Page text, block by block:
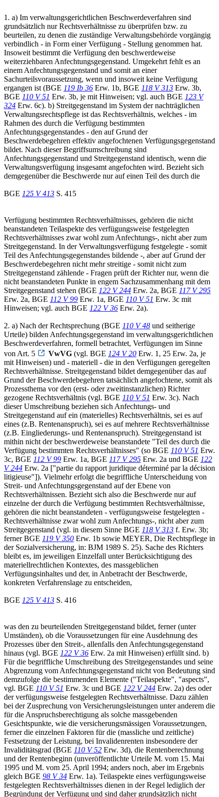
1. a) Im verwaltungsgerichtlichen Beschwerdeverfahren sind
grundsätzlich nur Rechtsverhältnisse zu überprüfen bzw. zu
beurteilen, zu denen die zuständige Verwaltungsbehörde vorgängig
verbindlich - in Form einer Verfügung - Stellung genommen hat.
Insoweit bestimmt die Verfügung den beschwerdeweise
weiterziehbaren Anfechtungsgegenstand. Umgekehrt fehlt es an
einem Anfechtungsgegenstand und somit an einer
Sachurteilsvoraussetzung, wenn und insoweit keine Verfügung
ergangen ist (BGE 119 Ib 36 Erw. 1b, BGE 118 V 313 Erw. 3b,
BGE 110 V 51 Erw. 3b, je mit Hinweisen; vgl. auch BGE 123 V
324 Erw. 6c). b) Streitgegenstand im System der nachträglichen
Verwaltungsrechtspflege ist das Rechtsverhältnis, welches - im
Rahmen des durch die Verfügung bestimmten
Anfechtungsgegenstandes - den auf Grund der
Beschwerdebegehren effektiv angefochtenen Verfügungsgegenstand
bildet. Nach dieser Begriffsumschreibung sind
Anfechtungsgegenstand und Streitgegenstand identisch, wenn die
Verwaltungsverfügung insgesamt angefochten wird. Bezieht sich
demgegenüber die Beschwerde nur auf einen Teil des durch die
BGE 125 V 413 S. 415
Verfügung bestimmten Rechtsverhältnisses, gehören die nicht
beanstandeten Teilaspekte des verfügungsweise festgelegten
Rechtsverhältnisses zwar wohl zum Anfechtungs-, nicht aber zum
Streitgegenstand. In der Verwaltungsverfügung festgelegte - somit
Teil des Anfechtungsgegenstandes bildende -, aber auf Grund der
Beschwerdebegehren nicht mehr streitige - somit nicht zum
Streitgegenstand zählende - Fragen prüft der Richter nur, wenn die
nicht beanstandeten Punkte in engem Sachzusammenhang mit dem
Streitgegenstand stehen (BGE 122 V 244 Erw. 2a, BGE 117 V 295
Erw. 2a, BGE 112 V 99 Erw. 1a, BGE 110 V 51 Erw. 3c mit
Hinweisen; vgl. auch BGE 122 V 36 Erw. 2a).
2. a) Nach der Rechtsprechung (BGE 110 V 48 und seitherige
Urteile) bilden Anfechtungsgegenstand im verwaltungsgerichtlichen
Beschwerdeverfahren, formell betrachtet, Verfügungen im Sinne
von Art. 5
VwVG (vgl. BGE 124 V 20 Erw. 1, 25 Erw. 2a, je
mit Hinweisen) und - materiell - die in den Verfügungen geregelten
Rechtsverhältnisse. Streitgegenstand bildet demgegenüber das auf
Grund der Beschwerdebegehren tatsächlich angefochtene, somit als
Prozessthema vor den (erst- oder zweitinstanzlichen) Richter
gezogene Rechtsverhältnis (vgl. BGE 110 V 51 Erw. 3c). Nach
dieser Umschreibung beziehen sich Anfechtungs- und
Streitgegenstand auf ein (materielles) Rechtsverhältnis, sei es auf
eines (z.B. Rentenanspruch), sei es auf mehrere Rechtsverhältnisse
(z.B. Eingliederungs- und Rentenanspruch). Streitgegenstand ist
mithin nicht der beschwerdeweise beanstandete "Teil des durch die
Verfügung bestimmten Rechtsverhältnisses" (so BGE 110 V 51 Erw.
3c, BGE 112 V 99 Erw. 1a, BGE 117 V 295 Erw. 2a und BGE 122
V 244 Erw. 2a ["partie du rapport juridique déterminé par la décision
litigieuse"]). Vielmehr erfolgt die begriffliche Unterscheidung von
Streit- und Anfechtungsgegenstand auf der Ebene von
Rechtsverhältnissen. Bezieht sich also die Beschwerde nur auf
einzelne der durch die Verfügung bestimmten Rechtsverhältnisse,
gehören die nicht beanstandeten - verfügungsweise festgelegten -
Rechtsverhältnisse zwar wohl zum Anfechtungs-, nicht aber zum
Streitgegenstand (vgl. in diesem Sinne BGE 118 V 313 f. Erw. 3b;
ferner BGE 119 V 350 Erw. 1b sowie MEYER, Die Rechtspflege in
der Sozialversicherung, in: BJM 1989 S. 25). Sache des Richters
bleibt es, im jeweiligen Einzelfall unter Berücksichtigung des
materiellrechtlichen Kontextes, des massgeblichen
Verfügungsinhaltes und der, in Anbetracht der Beschwerde,
konkreten Verfahrenslage zu entscheiden,
BGE 125 V 413 S. 416
was den zu beurteilenden Streitgegenstand bildet, ferner (unter
Umständen), ob die Voraussetzungen für eine Ausdehnung des
Prozesses über den Streit-, allenfalls den Anfechtungsgegenstand
hinaus (vgl. BGE 122 V 36 Erw. 2a mit Hinweisen) erfüllt sind. b)
Für die begriffliche Umschreibung des Streitgegenstandes und seine
Abgrenzung vom Anfechtungsgegenstand nicht von Bedeutung sind
demzufolge die bestimmenden Elemente ("Teilaspekte", "aspects",
vgl. BGE 110 V 51 Erw. 3c und BGE 122 V 244 Erw. 2a) des oder
der verfügungsweise festgelegten Rechtsverhältnisse. Dazu zählen
bei der Zusprechung von Versicherungsleistungen unter anderem die
für die Anspruchsberechtigung als solche massgebenden
Gesichtspunkte, wie die versicherungsmässigen Voraussetzungen,
ferner die einzelnen Faktoren für die (massliche und zeitliche)
Festsetzung der Leistung, bei Invalidenrenten insbesondere der
Invaliditätsgrad (BGE 110 V 52 Erw. 3d), die Rentenberechnung
und der Rentenbeginn (unveröffentlichte Urteile M. vom 15. Mai
1995 und M. vom 25. April 1994; anders noch, aber im Ergebnis
gleich BGE 98 V 34 Erw. 1a). Teilaspekte eines verfügungsweise
festgelegten Rechtsverhältnisses dienen in der Regel lediglich der
Begründung der Verfügung und sind daher grundsätzlich nicht